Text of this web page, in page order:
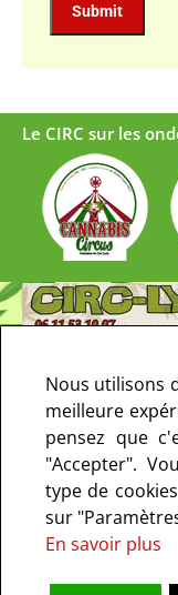
Le CIRC sur les
Nous utilisons
meilleure
pensez que
"Accepter".
type de
sur
En savoir plus